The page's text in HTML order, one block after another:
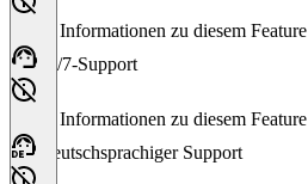
Keine Informationen zu diesem Feature
24/7-Support
Keine Informationen zu diesem Feature
Deutschsprachiger Support